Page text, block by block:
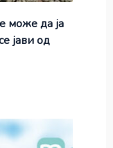
може да ја
јави од